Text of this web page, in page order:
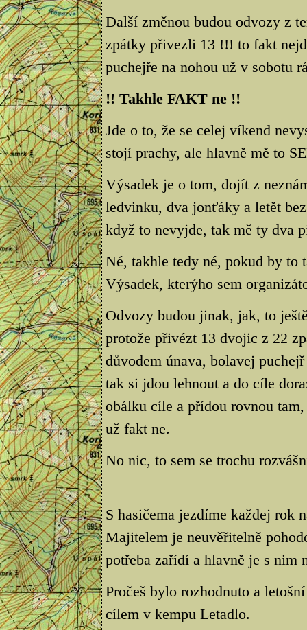
Další změnou budou odvozy z
zpátky přivezli 13 !!! to fakt
puchejře na nohou už v sobotu
!! Takhle FAKT ne !!
Jde o to, že se celej víkend
stojí prachy, ale hlavně mě to
Výsadek je o tom, dojít z
ledvinku, dva jonťáky a letět
když to nevyjde, tak mě ty dva
Né, takhle tedy né, pokud by to
Výsadek, kterýho sem
Odvozy budou jinak, jak, to
protože přivézt 13 dvojic z 22
důvodem únava, bolavej
tak si jdou lehnout a do cíle
obálku cíle a přídou rovnou
už fakt ne.
No nic, to sem se trochu
S hasičema jezdíme každej rok
Majitelem je neuvěřitelně
potřeba zařídí a hlavně je s nim
Pročeš bylo rozhodnuto a
cílem v kempu Letadlo.